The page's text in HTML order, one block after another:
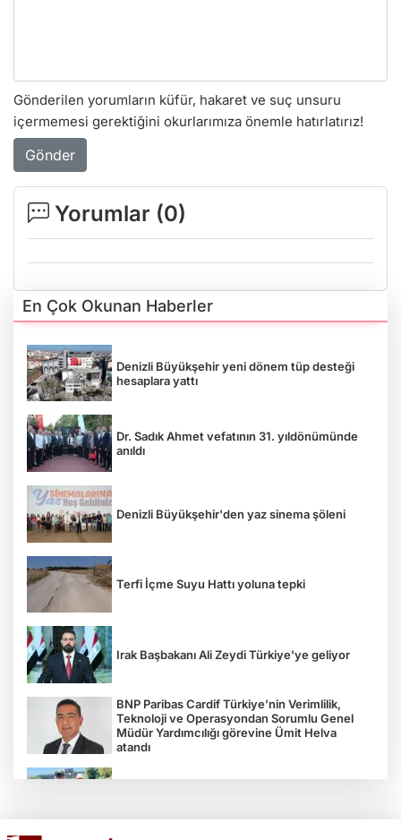
Gönderilen yorumların küfür, hakaret ve suç unsuru
içermemesi gerektiğini okurlarımıza önemle hatırlatırız!
Gönder
Yorumlar (0)
En Çok Okunan Haberler
Denizli Büyükşehir yeni dönem tüp desteği
hesaplara yattı
Dr. Sadık Ahmet vefatının 31. yıldönümünde
anıldı
Denizli Büyükşehir'den yaz sinema şöleni
Terfi İçme Suyu Hattı yoluna tepki
Irak Başbakanı Ali Zeydi Türkiye'ye geliyor
BNP Paribas Cardif Türkiye’nin Verimlilik,
Teknoloji ve Operasyondan Sorumlu Genel
Müdür Yardımcılığı görevine Ümit Helva
atandı